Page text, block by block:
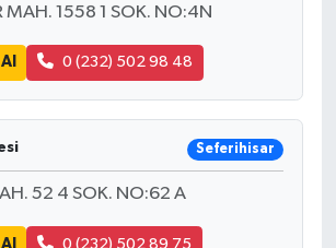
MAH. 1558 1 SOK. NO:4N
0 (232) 502 98 48
Seferihisar
52 4 SOK. NO:62 A
0 (232) 502 89 75